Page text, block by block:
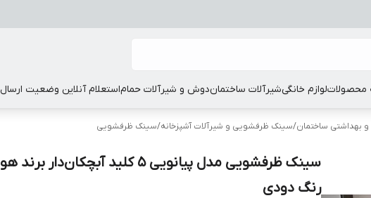
محصولاتلوازم خانگیشیرآلات ساختماندوش و شیرآلات حماماستعلام آنلاین وضعیت
و بهداشتی ساختمان/سینک ظرفشویی و شیرآلات آشپزخانه/سینک ظرفشویی
سینک ظرفشویی مدل پیانویی 5 کلید آبچکان‌دار
رنگ دودی